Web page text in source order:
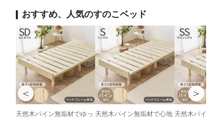
おすすめ、人気のすのこベッド
天然木パイン無垢材でゆっ 天然木パイン無垢材で心地 天然木パイン無
＜ ＞